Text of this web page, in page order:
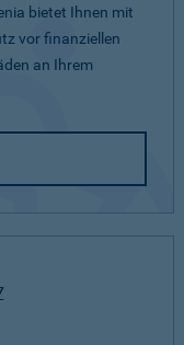
bietet Ihnen mit
vor finanziellen
an Ihrem